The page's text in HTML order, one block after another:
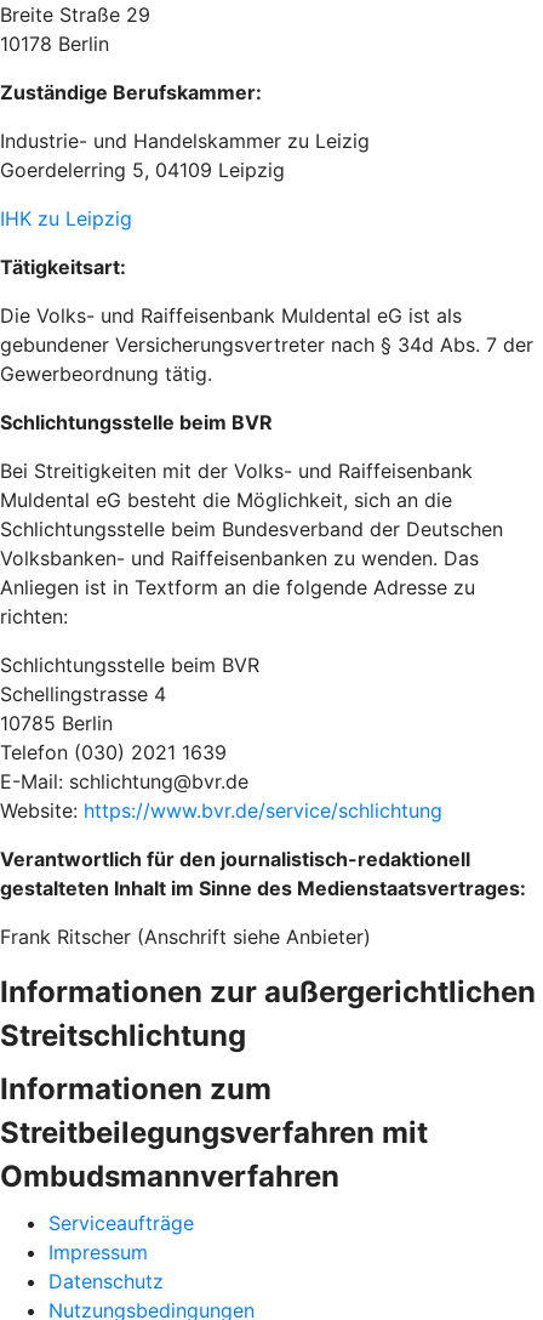
Breite Straße 29
10178 Berlin
Zuständige Berufskammer:
Industrie- und Handelskammer zu Leizig
Goerdelerring 5, 04109 Leipzig
IHK zu Leipzig
Tätigkeitsart:
Die Volks- und Raiffeisenbank Muldental eG ist als
gebundener Versicherungsvertreter nach § 34d Abs. 7 der
Gewerbeordnung tätig.
Schlichtungsstelle beim BVR
Bei Streitigkeiten mit der Volks- und Raiffeisenbank
Muldental eG besteht die Möglichkeit, sich an die
Schlichtungsstelle beim Bundesverband der Deutschen
Volksbanken- und Raiffeisenbanken zu wenden. Das
Anliegen ist in Textform an die folgende Adresse zu
richten:
Schlichtungsstelle beim BVR
Schellingstrasse 4
10785 Berlin
Telefon (030) 2021 1639
E-Mail: schlichtung@bvr.de
Website: https://www.bvr.de/service/schlichtung
Verantwortlich für den journalistisch-redaktionell
gestalteten Inhalt im Sinne des Medienstaatsvertrages:
Frank Ritscher (Anschrift siehe Anbieter)
Informationen zur außergerichtlichen
Streitschlichtung
Informationen zum
Streitbeilegungsverfahren mit
Ombudsmannverfahren
Serviceaufträge
Impressum
Datenschutz
Nutzungsbedingungen